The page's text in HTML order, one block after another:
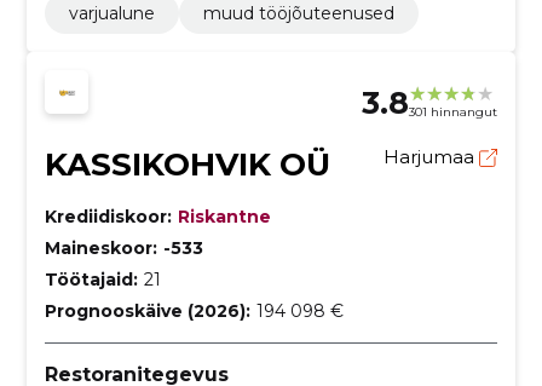
varjualune
muud tööjõuteenused
3.8301 hinnangut
KASSIKOHVIK OÜ Harjumaa
Krediidiskoor: Riskantne
Maineskoor: -533
Töötajaid: 21
Prognooskäive (2026): 194 098 €
Restoranitegevus